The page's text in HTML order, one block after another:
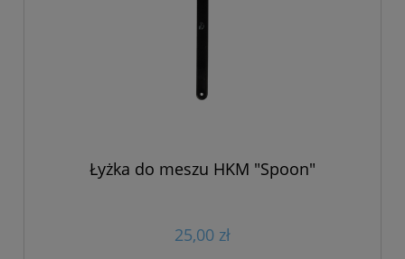
Łyżka do meszu HKM "Spoon"
25,00 zł